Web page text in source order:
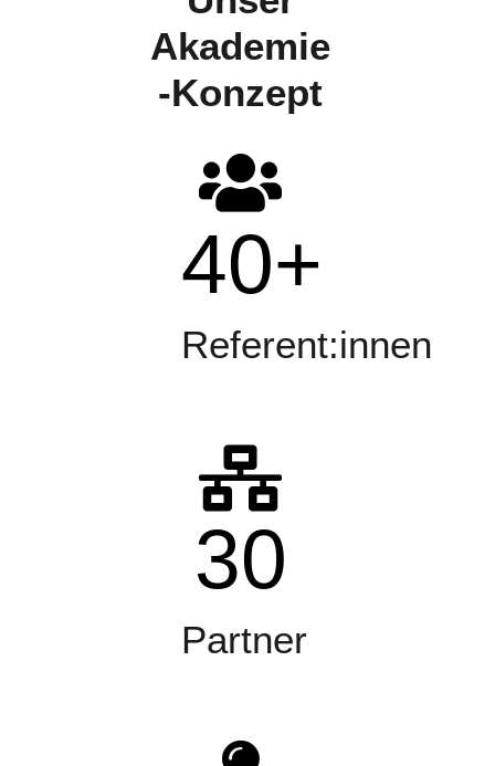
Akademie
-Konzept
40+
Referent:innen
30
Partner